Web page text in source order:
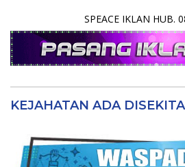
SPEACE IKLAN
KEJAHATAN ADA